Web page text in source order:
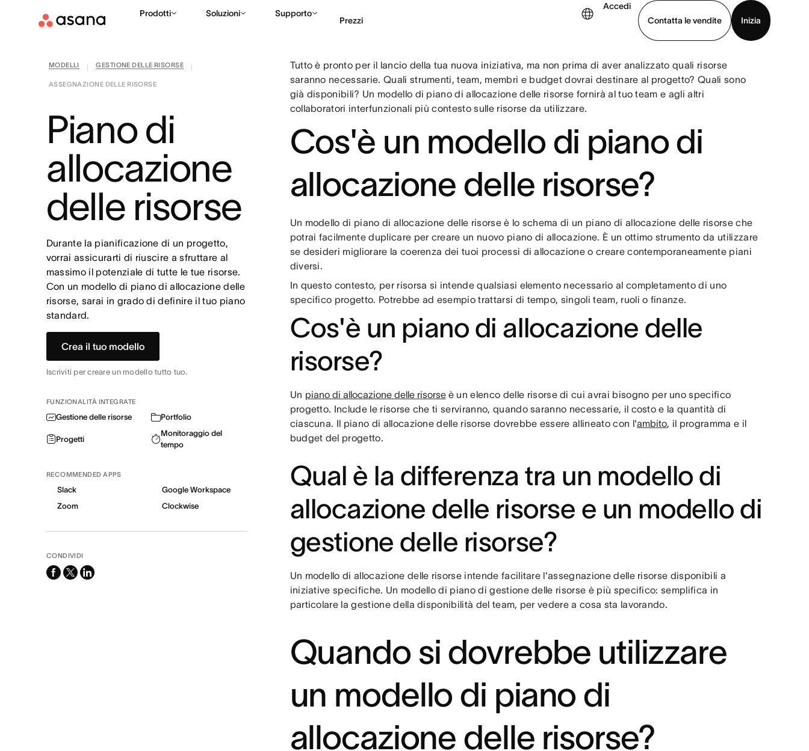
Prodotti Soluzioni Supporto
Prezzi
Accedi
Contatta le vendite
Inizia
Contatta le vendite Guarda la demo Scarica l’app
MODELLI GESTIONE DELLE RISORSE
ASSEGNAZIONE DELLE RISORSE
Piano di
allocazione
delle risorse
Durante la pianificazione di un progetto,
vorrai assicurarti di riuscire a sfruttare al
massimo il potenziale di tutte le tue risorse.
Con un modello di piano di allocazione delle
risorse, sarai in grado di definire il tuo piano
standard.
Crea il tuo modello
Iscriviti per creare un modello tutto tuo.
FUNZIONALITÀ INTEGRATE
Gestione delle risorse Portfolio
Progetti
Monitoraggio del
tempo
RECOMMENDED APPS
Slack
Google Workspace
Zoom
Clockwise
CONDIVIDI
facebook
x-
linkedin
Tutto è pronto per il lancio della tua nuova iniziativa, ma non prima di aver analizzato quali risorse
saranno necessarie. Quali strumenti, team, membri e budget dovrai destinare al progetto? Quali sono
già disponibili? Un modello di piano di allocazione delle risorse fornirà al tuo team e agli altri
collaboratori interfunzionali più contesto sulle risorse da utilizzare.
Cos'è un modello di piano di
allocazione delle risorse?
Un modello di piano di allocazione delle risorse è lo schema di un piano di allocazione delle risorse che
potrai facilmente duplicare per creare un nuovo piano di allocazione. È un ottimo strumento da utilizzare
se desideri migliorare la coerenza dei tuoi processi di allocazione o creare contemporaneamente piani
diversi.
In questo contesto, per risorsa si intende qualsiasi elemento necessario al completamento di uno
specifico progetto. Potrebbe ad esempio trattarsi di tempo, singoli team, ruoli o finanze.
Cos'è un piano di allocazione delle
risorse?
Un piano di allocazione delle risorseè un elenco delle risorse di cui avrai bisogno per uno specifico
progetto. Include le risorse che ti serviranno, quando saranno necessarie, il costo e la quantità di
ciascuna. Il piano di allocazione delle risorse dovrebbe essere allineato con l'ambito, il programma e il
budget del progetto.
Qual è la differenza tra un modello di
allocazione delle risorse e un modello di
gestione delle risorse?
Un modello di allocazione delle risorse intende facilitare l'assegnazione delle risorse disponibili a
iniziative specifiche. Un modello di piano di gestione delle risorse è più specifico: semplifica in
particolare la gestione della disponibilità del team, per vedere a cosa sta lavorando.
Quando si dovrebbe utilizzare
un modello di piano di
allocazione delle risorse?